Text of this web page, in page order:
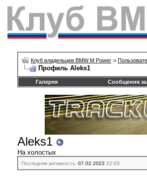
Клуб владельцев BMW M Power >
Профиль Aleks1
Галерея Сообщения
Aleks1
На холостых
Последняя активность: 07.02.2022 22:03